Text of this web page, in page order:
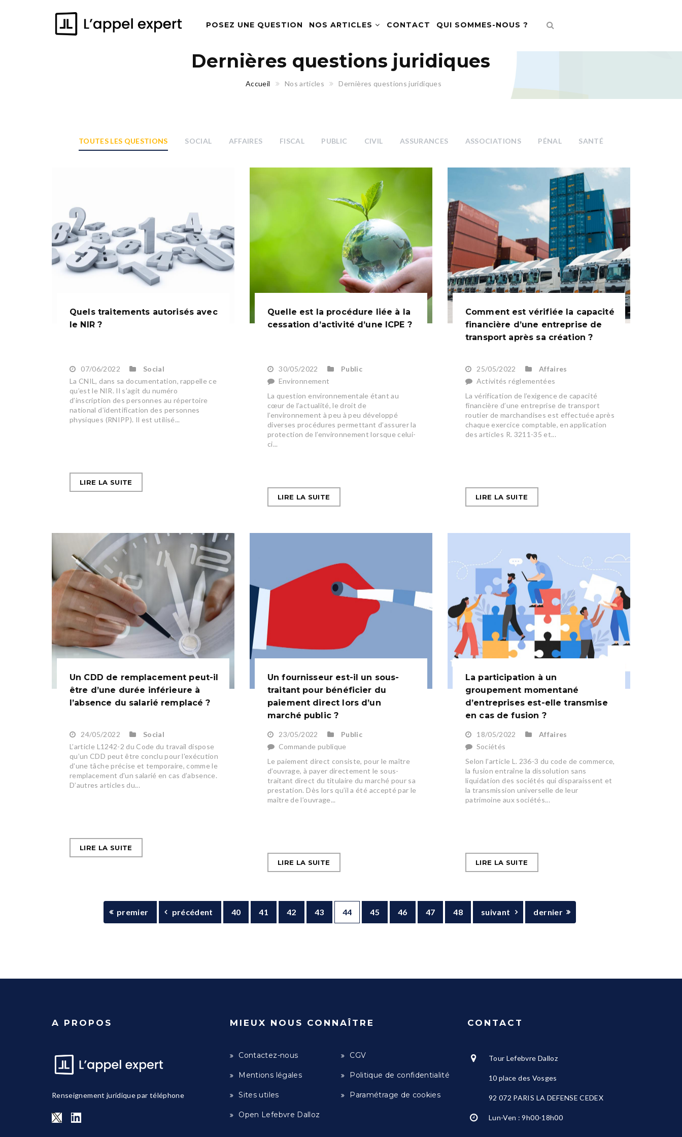
POSEZ UNE QUESTION NOS ARTICLES CONTACT QUI SOMMES-NOUS ?
Dernières questions juridiques
Accueil Nos articles Dernières questions juridiques
TOUTES LES QUESTIONS SOCIAL AFFAIRES FISCAL PUBLIC CIVIL ASSURANCES ASSOCIATIONS PÉNAL SANTÉ
Quels traitements autorisés avec
le NIR ?
07/06/2022
Social
La CNIL, dans sa documentation, rappelle ce
qu’est le NIR. Il s’agit du numéro
d’inscription des personnes au répertoire
national d’identification des personnes
physiques (RNIPP). Il est utilisé...
LIRE LA SUITE
Quelle est la procédure liée à la
cessation d’activité d’une ICPE ?
30/05/2022
Public
Environnement
La question environnementale étant au
cœur de l’actualité, le droit de
l’environnement à peu à peu développé
diverses procédures permettant d’assurer la
protection de l’environnement lorsque celui-
ci...
LIRE LA SUITE
Comment est vérifiée la capacité
financière d’une entreprise de
transport après sa création ?
25/05/2022
Affaires
Activités réglementées
La vérification de l’exigence de capacité
financière d’une entreprise de transport
routier de marchandises est effectuée après
chaque exercice comptable, en application
des articles R. 3211-35 et...
LIRE LA SUITE
Un CDD de remplacement peut-il
être d’une durée inférieure à
l’absence du salarié remplacé ?
24/05/2022
Social
L’article L1242-2 du Code du travail dispose
qu’un CDD peut être conclu pour l'exécution
d'une tâche précise et temporaire, comme le
remplacement d'un salarié en cas d’absence.
D’autres articles du...
LIRE LA SUITE
Un fournisseur est-il un sous-
traitant pour bénéficier du
paiement direct lors d’un
marché public ?
23/05/2022
Public
Commande publique
Le paiement direct consiste, pour le maître
d’ouvrage, à payer directement le sous-
traitant direct du titulaire du marché pour sa
prestation. Dès lors qu’il a été accepté par le
maître de l’ouvrage...
LIRE LA SUITE
La participation à un
groupement momentané
d’entreprises est-elle transmise
en cas de fusion ?
18/05/2022
Affaires
Sociétés
Selon l’article L. 236-3 du code de commerce,
la fusion entraîne la dissolution sans
liquidation des sociétés qui disparaissent et
la transmission universelle de leur
patrimoine aux sociétés...
LIRE LA SUITE
premier précédent 40 41 42 43 44 45 46 47 48 suivant dernier
A PROPOS
Renseignement juridique par téléphone
MIEUX NOUS CONNAÎTRE
Contactez-nous CGV
Mentions légales Politique de confidentialité
Sites utiles Paramétrage de cookies
Open Lefebvre Dalloz
CONTACT
Tour Lefebvre Dalloz
10 place des Vosges
92 072 PARIS LA DEFENSE CEDEX
Lun-Ven : 9h00-18h00